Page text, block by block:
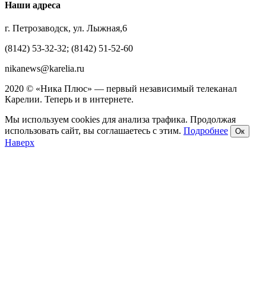
Наши адреса
г. Петрозаводск, ул. Лыжная,6
(8142) 53-32-32; (8142) 51-52-60
nikanews@karelia.ru
2020 © «Ника Плюс» — первый независимый телеканал
Карелии. Теперь и в интернете.
Мы используем cookies для анализа трафика. Продолжая
использовать сайт, вы соглашаетесь с этим. Подробнее Ок
Наверх